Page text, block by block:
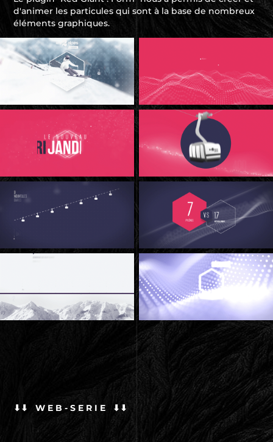
d'animer les particules qui sont à la base de nombreux
éléments graphiques.
⬇⬇ W E B - S E R I E ⬇⬇